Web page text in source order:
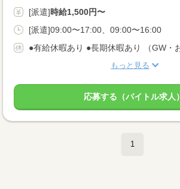
[派遣]時給1,500円〜
[派遣]09:00〜17:00、09:00〜16:00
もっと見る
応募する（バイトル求人）
1